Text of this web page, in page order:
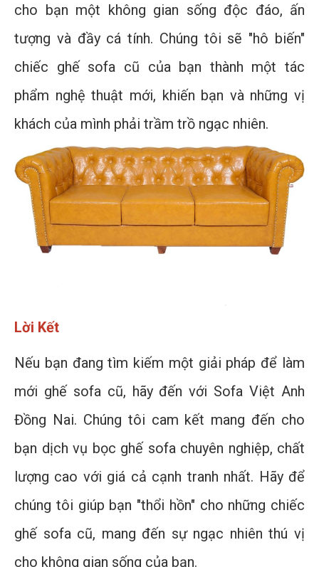
cho bạn một không gian sống độc đáo, ấn
tượng và đầy cá tính. Chúng tôi sẽ "hô biến"
chiếc ghế sofa cũ của bạn thành một tác
phẩm nghệ thuật mới, khiến bạn và những vị
khách của mình phải trầm trồ ngạc nhiên.
Lời Kết
Nếu bạn đang tìm kiếm một giải pháp để làm
mới ghế sofa cũ, hãy đến với Sofa Việt Anh
Đồng Nai. Chúng tôi cam kết mang đến cho
bạn dịch vụ bọc ghế sofa chuyên nghiệp, chất
lượng cao với giá cả cạnh tranh nhất. Hãy để
chúng tôi giúp bạn "thổi hồn" cho những chiếc
ghế sofa cũ, mang đến sự ngạc nhiên thú vị
cho không gian sống của bạn.